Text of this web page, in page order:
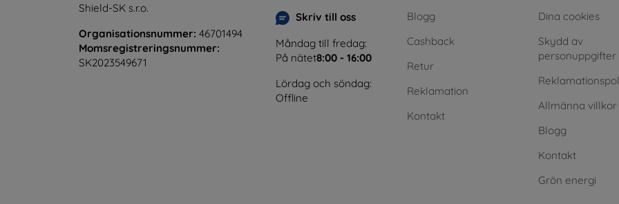
Shield-SK s.r.o.
Organisationsnummer: 46701494
Momsregistreringsnummer:
SK2023549671
Skriv till oss
Måndag till fredag:
På nätet8:00 - 16:00
Lördag och söndag:
Offline
Blogg
Cashback
Retur
Reklamation
Kontakt
Dina cookies
Skydd av
personuppgifter
Allmänna villkor
Blogg
Kontakt
Grön energi